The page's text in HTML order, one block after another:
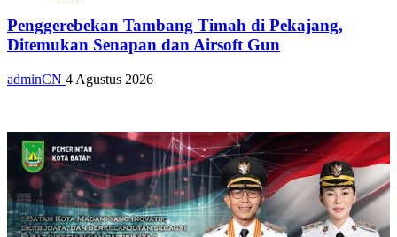
Penggerebekan Tambang Timah di Pekajang,
Ditemukan Senapan dan Airsoft Gun
adminCN 4 Agustus 2026